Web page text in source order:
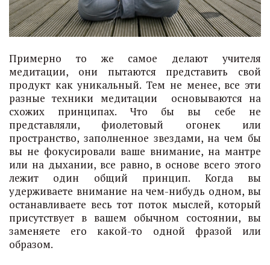
Примерно то же самое делают учителя
медитации, они пытаются представить свой
продукт как уникальный. Тем не менее, все эти
разные техники медитации основываются на
схожих принципах. Что бы вы себе не
представляли, фиолетовый огонек или
пространство, заполненное звездами, на чем бы
вы не фокусировали ваше внимание, на мантре
или на дыхании, все равно, в основе всего этого
лежит один общий принцип. Когда вы
удерживаете внимание на чем-нибудь одном, вы
останавливаете весь тот поток мыслей, который
присутствует в вашем обычном состоянии, вы
заменяете его какой-то одной фразой или
образом.